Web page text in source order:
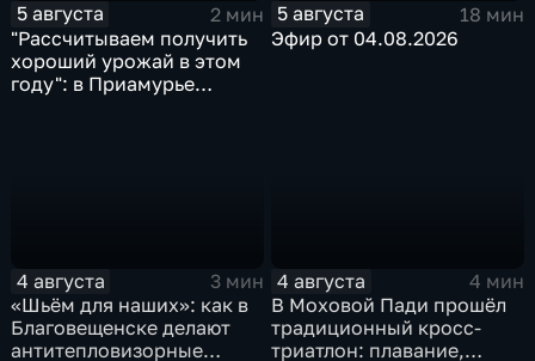
5 августа
2 мин
"Рассчитываем получить
хороший урожай в этом
году": в Приамурье
5 августа
18 мин
Эфир от 04.08.2026
4 августа
3 мин
«Шьём для наших»: как в
Благовещенске делают
антитепловизорные
4 августа
4 мин
В Моховой Пади прошёл
традиционный кросс-
триатлон: плавание,